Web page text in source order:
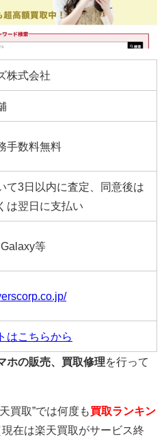
株式会社
手数料無料
て3日以内に査定、同意後は
は翌日に支払い
等
はこちらから
ホの販売、買取修理を行って
買取”では何度も買取ランキン
在は楽天買取がサービス終